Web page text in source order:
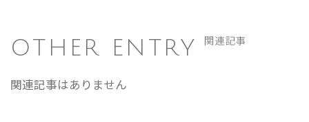
OTHER ENTRY 関連記事
関連記事はありません